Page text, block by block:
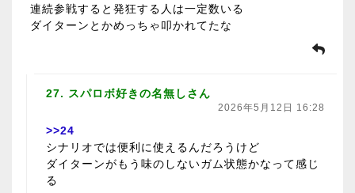
連続参戦すると発狂する人は一定数いる
ダイターンとかめっちゃ叩かれてたな
27. スパロボ好きの名無しさん
2026年5月12日 16:28
>>24
シナリオでは便利に使えるんだろうけど
ダイターンがもう味のしないガム状態かなって感じ
る